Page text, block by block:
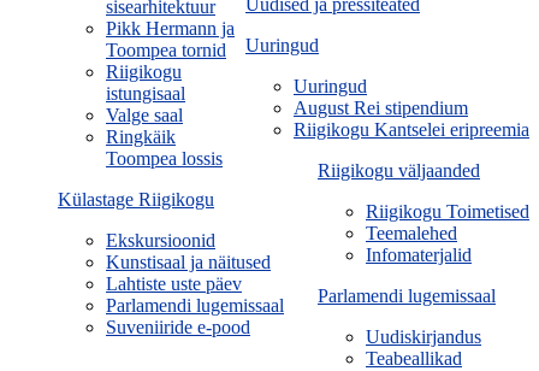
Uudised ja pressiteated
Uuringud
Uuringud
August Rei stipendium
Riigikogu Kantselei eripreemia
Riigikogu väljaanded
Riigikogu Toimetised
Teemalehed
Infomaterjalid
Parlamendi lugemissaal
Uudiskirjandus
Teabeallikad
sisearhitektuur
Pikk Hermann ja
Toompea tornid
Riigikogu
istungisaal
Valge saal
Ringkäik
Toompea lossis
Külastage Riigikogu
Ekskursioonid
Kunstisaal ja näitused
Lahtiste uste päev
Parlamendi lugemissaal
Suveniiride e-pood